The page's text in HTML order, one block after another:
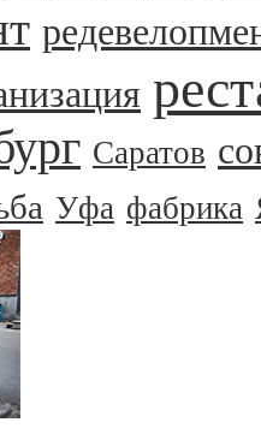
Саратов
Уфа фабрика